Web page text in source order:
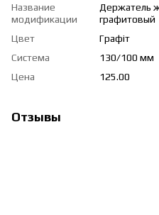
Название
модификации
Держатель
графитовый
Цвет
Графіт
Система
130/100 мм
Цена
125.00
Отзывы